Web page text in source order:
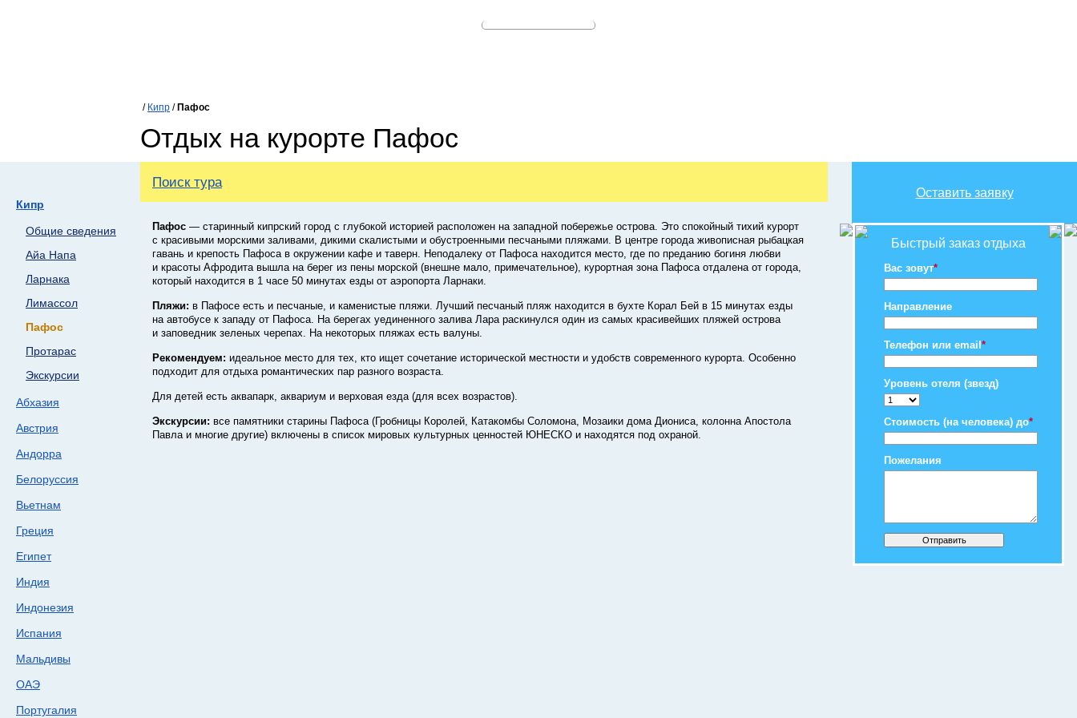
/ Кипр / Пафос
Отдых на курорте Пафос
Кипр
Общие сведения
Айа Напа
Ларнака
Лимассол
Пафос
Протарас
Экскурсии
Абхазия
Австрия
Андорра
Белоруссия
Вьетнам
Греция
Египет
Индия
Индонезия
Испания
Мальдивы
ОАЭ
Португалия
Поиск тура
Пафос — старинный кипрский город с глубокой историей расположен на западной побережье острова. Это спокойный тихий курорт
с красивыми морскими заливами, дикими скалистыми и обустроенными песчаными пляжами. В центре города живописная рыбацкая
гавань и крепость Пафоса в окружении кафе и таверн. Неподалеку от Пафоса находится место, где по преданию богиня любви
и красоты Афродита вышла на берег из пены морской (внешне мало, примечательное), курортная зона Пафоса отдалена от города,
который находится в 1 часе 50 минутах езды от аэропорта Ларнаки.
Пляжи: в Пафосе есть и песчаные, и каменистые пляжи. Лучший песчаный пляж находится в бухте Корал Бей в 15 минутах езды
на автобусе к западу от Пафоса. На берегах уединенного залива Лара раскинулся один из самых красивейших пляжей острова
и заповедник зеленых черепах. На некоторых пляжах есть валуны.
Рекомендуем: идеальное место для тех, кто ищет сочетание исторической местности и удобств современного курорта. Особенно
подходит для отдыха романтических пар разного возраста.
Для детей есть аквапарк, аквариум и верховая езда (для всех возрастов).
Экскурсии: все памятники старины Пафоса (Гробницы Королей, Катакомбы Соломона, Мозаики дома Диониса, колонна Апостола
Павла и многие другие) включены в список мировых культурных ценностей ЮНЕСКО и находятся под охраной.
Оставить заявку
Быстрый заказ отдыха
Вас зовут*
Направление
Телефон или email *
Уровень отеля (звезд)
Стоимость (на человека) до*
Пожелания